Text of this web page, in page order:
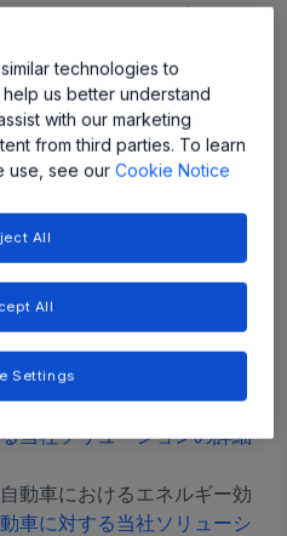
り組みを当社のサプライチェ
っていきます。当社の役割は
持続可能な未来技術の開発を
。当社の製品は、炭素排出量
エネルギー、再生可能エネ
応する顧客の皆様を支援する
に社会に対しプラスの影響を
れています。たとえば次のよ
および燃費の向上。二酸化
当社ソリューションの詳細
動車におけるエネルギー効
車に対する当社ソリューシ
technologies to
us better understand
with our marketing
from third parties. To learn
use, see ourCookie Notice
All
All
Settings